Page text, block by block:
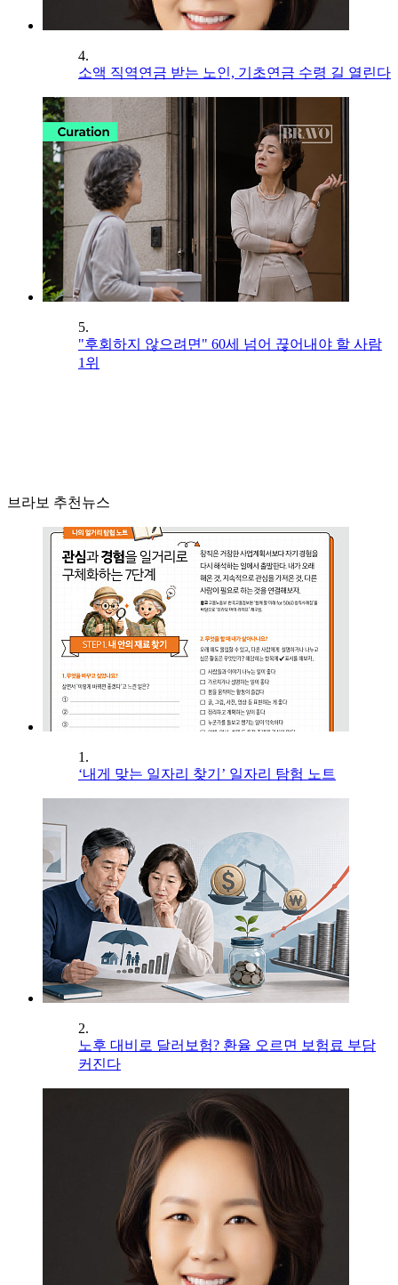
4.
소액 직역연금 받는 노인, 기초연금 수령 길 열린다
5.
"후회하지 않으려면" 60세 넘어 끊어내야 할 사람
1위
브라보 추천뉴스
1.
‘내게 맞는 일자리 찾기’ 일자리 탐험 노트
2.
노후 대비로 달러보험? 환율 오르면 보험료 부담
커진다